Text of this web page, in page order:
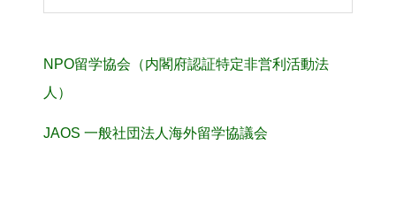
NPO留学協会（内閣府認証特定非営利活動法
人）
JAOS 一般社団法人海外留学協議会